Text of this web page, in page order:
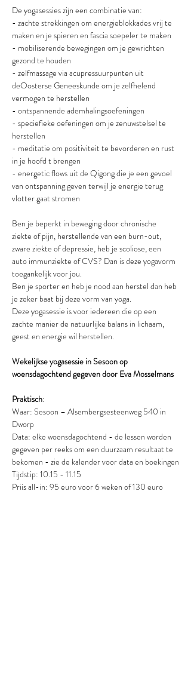
De yogasessies zijn een combinatie van:
- zachte strekkingen om energieblokkades vrij te
maken en je spieren en fascia soepeler te maken
- mobiliserende bewegingen om je gewrichten
gezond te houden
- zelfmassage via acupressuurpunten uit
deOosterse Geneeskunde om je zelfhelend
vermogen te herstellen
- ontspannende ademhalingsoefeningen
- speciefieke oefeningen om je zenuwstelsel te
herstellen
- meditatie om positiviteit te bevorderen en rust
in je hoofd t brengen
- energetic flows uit de Qigong die je een gevoel
van ontspanning geven terwijl je energie terug
vlotter gaat stromen
Ben je beperkt in beweging door chronische
ziekte of pijn, herstellende van een burn-out,
zware ziekte of depressie, heb je scoliose, een
auto immunziekte of CVS? Dan is deze yogavorm
toegankelijk voor jou.
Ben je sporter en heb je nood aan herstel dan heb
je zeker baat bij deze vorm van yoga.
Deze yogasessie is voor iedereen die op een
zachte manier de natuurlijke balans in lichaam,
geest en energie wil herstellen.
Wekelijkse yogasessie in Sesoon op
woensdagochtend gegeven door Eva Mosselmans
Praktisch:
Waar: Sesoon – Alsembergsesteenweg 540 in
Dworp
Data: elke woensdagochtend - de lessen worden
gegeven per reeks om een duurzaam resultaat te
bekomen - zie de kalender voor data en boekingen
Tijdstip: 10.15 - 11.15
Prijs all-in: 95 euro voor 6 weken of 130 euro